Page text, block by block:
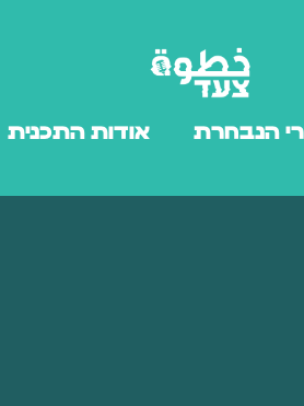
הנבחרת אודות התכנית